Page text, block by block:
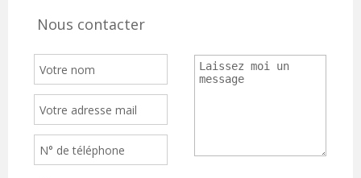
Nous contacter